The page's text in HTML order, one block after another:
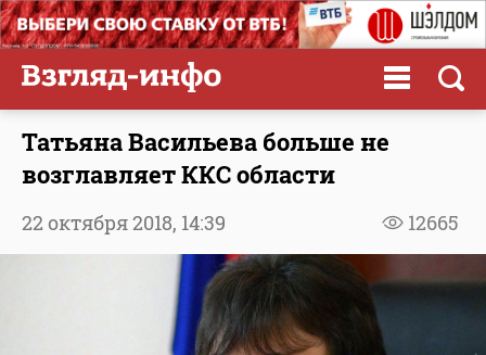
Татьяна Васильева больше не
возглавляет ККС области
12665
22 октября 2018, 14:39